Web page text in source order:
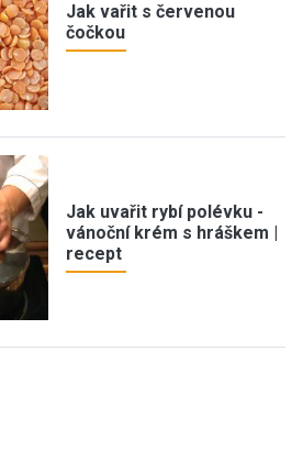
Jak vařit s červenou
čočkou
Jak uvařit rybí polévku -
vánoční krém s hráškem |
recept